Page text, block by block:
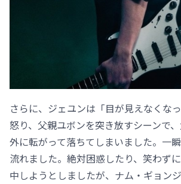
さらに、ジェユンは「目が見えなくな
怒り、父親ユボンを突き放すシーンで
外に転がって落ちてしまいました。一
流れました。絶対困惑したり、笑わず
中しようとしましたが、ナム・ギョン